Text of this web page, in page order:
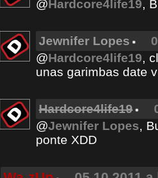
@Hardcore4life19,
Jewnifer Lopes
@Hardcore4life19,
unas garimbas date
Hardcore4life19
@Jewnifer Lopes,
ponte XDD